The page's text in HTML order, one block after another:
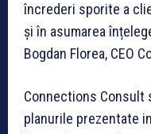
încrederi sporite a
și în asumarea
Bogdan Florea, CEO
Connections Consult
planurile prezentate